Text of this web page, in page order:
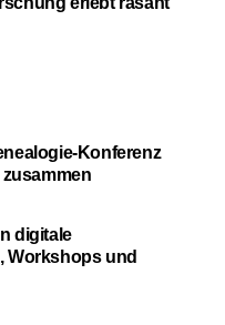
Konferenz
digitale
Workshops und